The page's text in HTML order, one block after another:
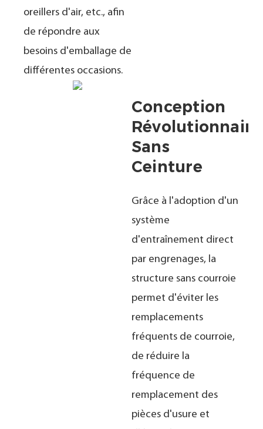
oreillers d'air, etc., afin
de répondre aux
besoins d'emballage de
différentes occasions.
Conception
Révolutionnaire
Sans
Ceinture
Grâce à l'adoption d'un
système
d'entraînement direct
par engrenages, la
structure sans courroie
permet d'éviter les
remplacements
fréquents de courroie,
de réduire la
fréquence de
remplacement des
pièces d'usure et